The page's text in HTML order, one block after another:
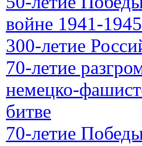
войне 1941-1945
300-летие
70-летие
немецко-
битве
70-летие